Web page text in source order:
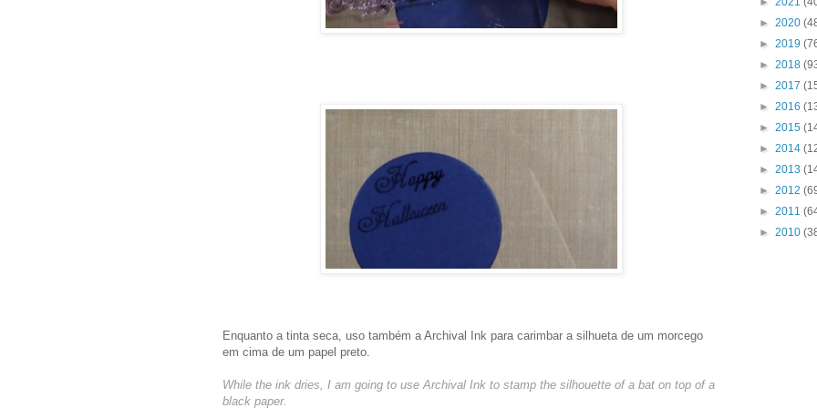
Enquanto a tinta seca, uso também a Archival Ink para carimbar a silhueta de um morcego
em cima de um papel preto.
While the ink dries, I am going to use Archival Ink to stamp the silhouette of a bat on top of a
black paper.
► 2020
► 2019
► 2018
► 2017
► 2016
► 2015
► 2014
► 2013
► 2012
► 2011
► 2010